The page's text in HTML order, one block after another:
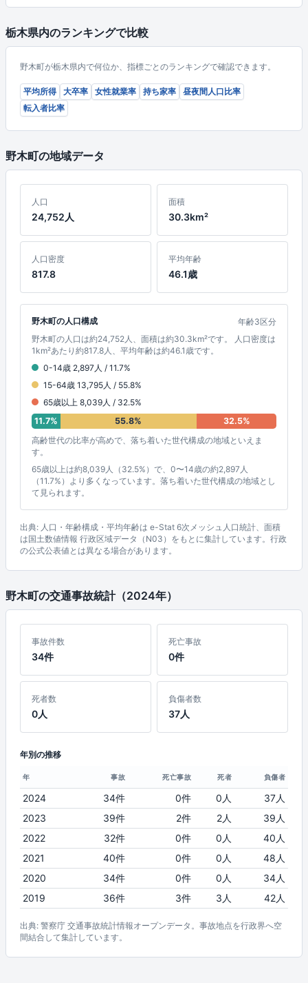
栃木県内のランキングで比較
野木町が栃木県内で何位か、指標ごとのランキングで確認できます。
平均所得 大卒率 女性就業率 持ち家率
昼夜間人口比率
転入者比率
野木町の地域データ
人口
24,752人
面積
30.3km²
人口密度
817.8
平均年齢
46.1歳
野木町の人口構成
年齢3区分
野木町の人口は約24,752人、面積は約30.3km²です。 人口密度は
1km²あたり約817.8人、平均年齢は約46.1歳です。
0-14歳 2,897人 / 11.7%
15-64歳 13,795人 / 55.8%
65歳以上 8,039人 / 32.5%
11.7%
55.8%
32.5%
高齢世代の比率が高めで、落ち着いた世代構成の地域といえま
す。
65歳以上は約8,039人（32.5%）で、0〜14歳の約2,897人
（11.7%）より多くなっています。落ち着いた世代構成の地域とし
て見られます。
出典: 人口・年齢構成・平均年齢は e-Stat 6次メッシュ人口統計、面積
は国土数値情報 行政区域データ（N03）をもとに集計しています。行政
の公式公表値とは異なる場合があります。
野木町の交通事故統計（2024年）
事故件数
34件
死亡事故
0件
死者数
0人
負傷者数
37人
年別の推移
年 事故 死亡事故 死者 負傷者
2024 34件 0件 0人
37人
2023
39件 2件 2人
39人
2022
32件 0件 0人
40人
2021
40件 0件 0人
48人
2020
34件 0件 0人
34人
2019
36件 3件 3人 42人
出典: 警察庁 交通事故統計情報オープンデータ。事故地点を行政界へ空
間結合して集計しています。